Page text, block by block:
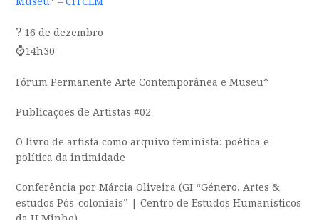
? 16 de dezembro
⌚️14h30
Fórum Permanente Arte Contemporânea e Museu*
Publicações de Artistas #02
O livro de artista como arquivo feminista: poética e
política da intimidade
Conferência por Márcia Oliveira (GI “Género, Artes &
estudos Pós-coloniais” | Centro de Estudos Humanísticos